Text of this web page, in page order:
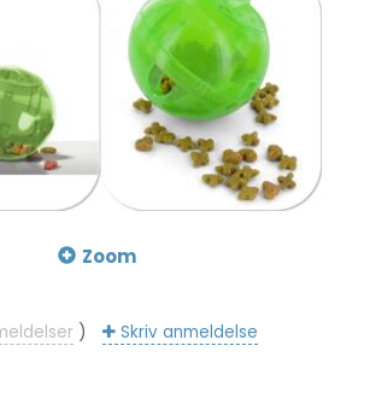
Zoom
Skriv anmeldelse